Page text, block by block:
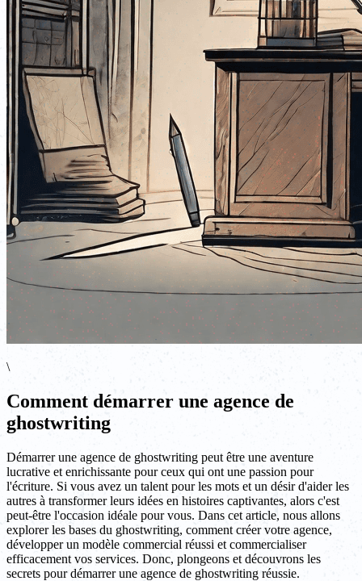
\
Comment démarrer une agence de
ghostwriting
Démarrer une agence de ghostwriting peut être une aventure
lucrative et enrichissante pour ceux qui ont une passion pour
l'écriture. Si vous avez un talent pour les mots et un désir d'aider les
autres à transformer leurs idées en histoires captivantes, alors c'est
peut-être l'occasion idéale pour vous. Dans cet article, nous allons
explorer les bases du ghostwriting, comment créer votre agence,
développer un modèle commercial réussi et commercialiser
efficacement vos services. Donc, plongeons et découvrons les
secrets pour démarrer une agence de ghostwriting réussie.